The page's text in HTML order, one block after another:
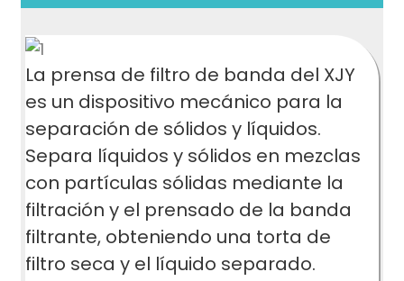
La prensa de filtro de banda del XJY
es un dispositivo mecánico para la
separación de sólidos y líquidos.
Separa líquidos y sólidos en mezclas
con partículas sólidas mediante la
filtración y el prensado de la banda
filtrante, obteniendo una torta de
filtro seca y el líquido separado.